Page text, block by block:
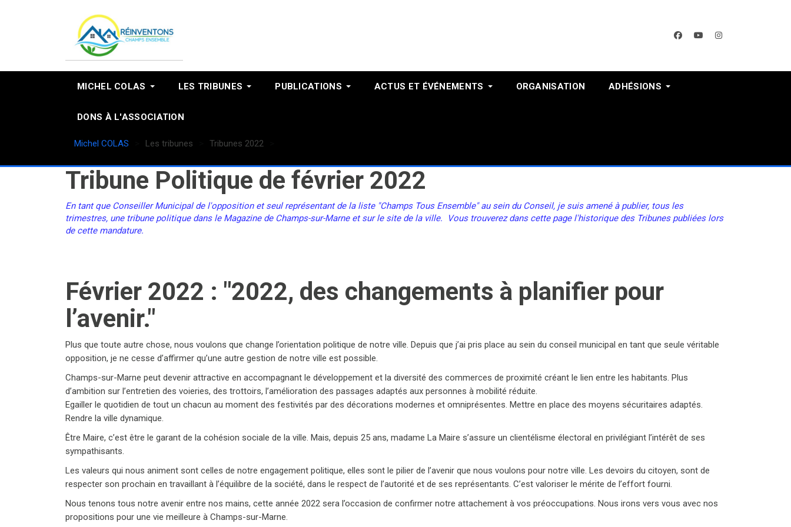
facebookyoutubeinstagram
MICHEL COLAS LES TRIBUNES PUBLICATIONS ACTUS ET ÉVÉNEMENTS ORGANISATION ADHÉSIONS
DONS À L'ASSOCIATION
Michel COLAS Les tribunes Tribunes 2022
Tribune Politique de février 2022
En tant que Conseiller Municipal de l'opposition et seul représentant de la liste "Champs Tous Ensemble" au sein du Conseil, je suis amené à publier, tous les
trimestres, une tribune politique dans le Magazine de Champs-sur-Marne et sur le site de la ville. Vous trouverez dans cette page l'historique des Tribunes publiées lors
de cette mandature.
Février 2022 : "2022, des changements à planifier pour
l’avenir."
Plus que toute autre chose, nous voulons que change l’orientation politique de notre ville. Depuis que j’ai pris place au sein du conseil municipal en tant que seule véritable
opposition, je ne cesse d’affirmer qu’une autre gestion de notre ville est possible.
Champs-sur-Marne peut devenir attractive en accompagnant le développement et la diversité des commerces de proximité créant le lien entre les habitants. Plus
d’ambition sur l’entretien des voieries, des trottoirs, l’amélioration des passages adaptés aux personnes à mobilité réduite.
Egailler le quotidien de tout un chacun au moment des festivités par des décorations modernes et omniprésentes. Mettre en place des moyens sécuritaires adaptés.
Rendre la ville dynamique.
Être Maire, c’est être le garant de la cohésion sociale de la ville. Mais, depuis 25 ans, madame La Maire s’assure un clientélisme électoral en privilégiant l’intérêt de ses
sympathisants.
Les valeurs qui nous animent sont celles de notre engagement politique, elles sont le pilier de l’avenir que nous voulons pour notre ville. Les devoirs du citoyen, sont de
respecter son prochain en travaillant à l’équilibre de la société, dans le respect de l’autorité et de ses représentants. C’est valoriser le mérite de l’effort fourni.
Nous tenons tous notre avenir entre nos mains, cette année 2022 sera l’occasion de confirmer notre attachement à vos préoccupations. Nous irons vers vous avec nos
propositions pour une vie meilleure à Champs-sur-Marne.